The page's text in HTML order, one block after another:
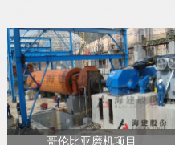
哥伦比亚磨机项目